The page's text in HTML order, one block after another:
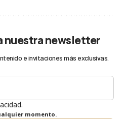
nuestra newsletter
e invitaciones más exclusivas.
momento.